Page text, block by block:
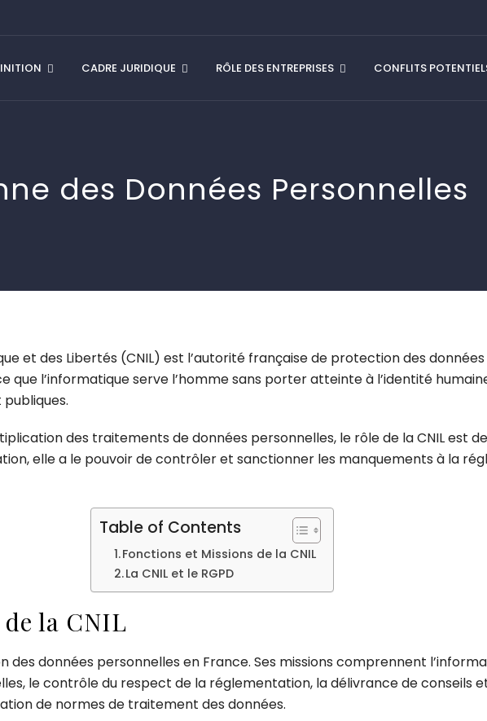
CADRE JURIDIQUE RÔLE DES ENTREPRISES CONFLITS
des Données Personnelles
et des Libertés (CNIL) est l’autorité française de protection des
que l’informatique serve l’homme sans porter atteinte à l’identité
des traitements de données personnelles, le rôle de la CNIL est
elle a le pouvoir de contrôler et sanctionner les manquements à la
Table of Contents
Fonctions et Missions de la CNIL
La CNIL et le RGPD
la CNIL
des données personnelles en France. Ses missions comprennent
le contrôle du respect de la réglementation, la délivrance de conseils
de normes de traitement des données.